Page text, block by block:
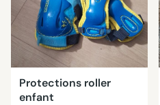
Protections roller
enfant